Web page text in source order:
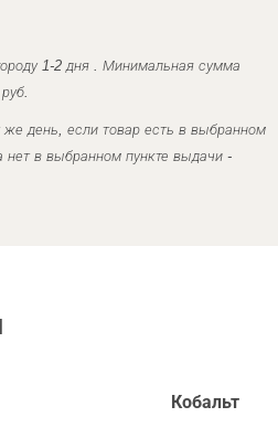
1-2 дня . Минимальная сумма
день, если товар есть в выбранном
нет в выбранном пункте выдачи -
Кобальт